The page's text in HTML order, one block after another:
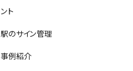
ント
駅のサイン管理
事例紹介